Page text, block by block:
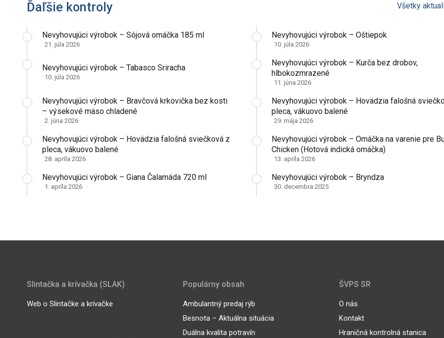
Ďaľšie kontroly Všetky
Nevyhovujúci výrobok – Sójová omáčka 185 ml
21. júla 2026
Nevyhovujúci výrobok – Oštiepok
10. júla 2026
Nevyhovujúci výrobok – Tabasco Sriracha
10. júla 2026
Nevyhovujúci výrobok – Kurča bez drobov,
hlbokozmrazené
11. júna 2026
Nevyhovujúci výrobok – Bravčová krkovička bez kosti
– výsekové mäso chladené
2. júna 2026
Nevyhovujúci výrobok – Hovädzia falošná
pleca, vákuovo balené
29. mája 2026
Nevyhovujúci výrobok – Hovädzia falošná sviečková z
pleca, vákuovo balené
28. apríla 2026
Nevyhovujúci výrobok – Omáčka na varenie pre
Chicken (Hotová indická omáčka)
13. apríla 2026
Nevyhovujúci výrobok – Giana Čalamáda 720 ml
1. apríla 2026
Nevyhovujúci výrobok – Bryndza
30. decembra 2025
Slintačka a krívačka (SLAK)
Web o Slintačke a krívačke
Populárny obsah
Ambulantný predaj rýb
Besnota – Aktuálna situácia
Duálna kvalita potravín
ŠVPS SR
O nás
Kontakt
Hraničná kontrolná stanica